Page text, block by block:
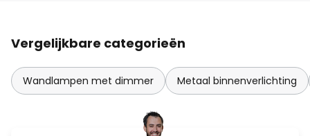
Vergelijkbare categorieën
Wandlampen met dimmer Metaal binnenverlichting